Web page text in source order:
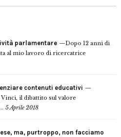
parlamentare
Dopo 12 anni di
al mio lavoro di ricercatrice
contenuti educativi
Vinci, il dibattito sul valore
5 Aprile 2018
ma, purtroppo, non facciamo